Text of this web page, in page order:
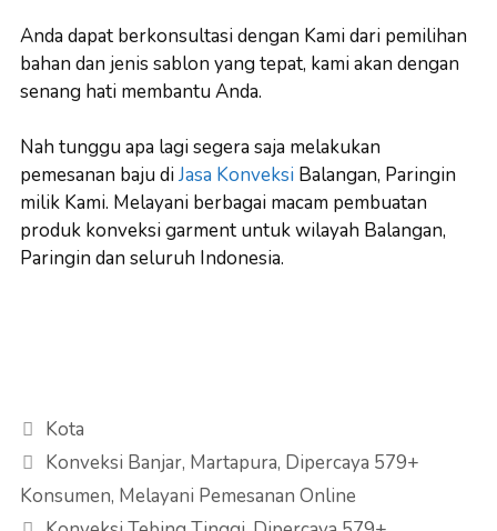
Anda dapat berkonsultasi dengan Kami dari pemilihan
bahan dan jenis sablon yang tepat, kami akan dengan
senang hati membantu Anda.
Nah tunggu apa lagi segera saja melakukan
pemesanan baju diJasa Konveksi Balangan, Paringin
milik Kami. Melayani berbagai macam pembuatan
produk konveksi garment untuk wilayah Balangan,
Paringin dan seluruh Indonesia.
Categories
Kota
Konveksi Banjar, Martapura, Dipercaya 579+
Konsumen, Melayani Pemesanan Online